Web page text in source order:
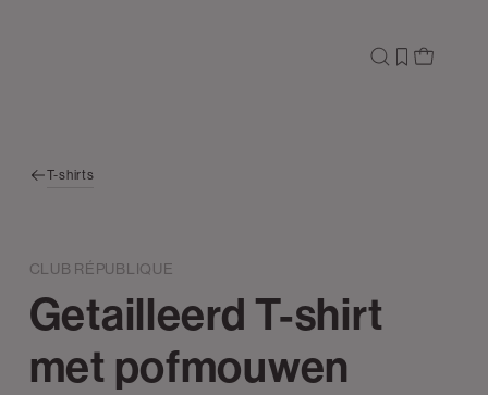
T-shirts
CLUB RÉPUBLIQUE
Getailleerd T-shirt
met pofmouwen